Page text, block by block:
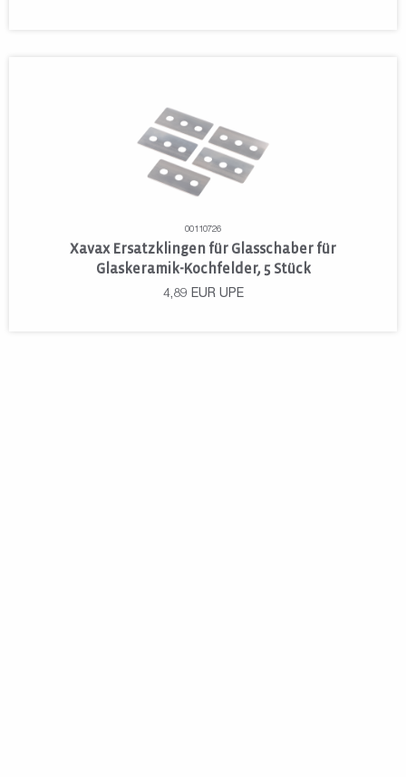
00110726
Xavax Ersatzklingen für Glasschaber für
Glaskeramik-Kochfelder, 5 Stück
4,89 EUR UPE